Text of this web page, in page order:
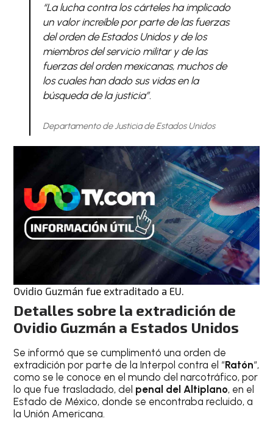
“La lucha contra los cárteles ha implicado
un valor increíble por parte de las fuerzas
del orden de Estados Unidos y de los
miembros del servicio militar y de las
fuerzas del orden mexicanas, muchos de
los cuales han dado sus vidas en la
búsqueda de la justicia”.
Departamento de Justicia de Estados Unidos
Ovidio Guzmán fue extraditado a EU.
Detalles sobre la extradición de
Ovidio Guzmán a Estados Unidos
Se informó que se cumplimentó una orden de
extradición por parte de la Interpol contra el “Ratón“,
como se le conoce en el mundo del narcotráfico, por
lo que fue trasladado, del penal del Altiplano, en el
Estado de México, donde se encontraba recluido, a
la Unión Americana.